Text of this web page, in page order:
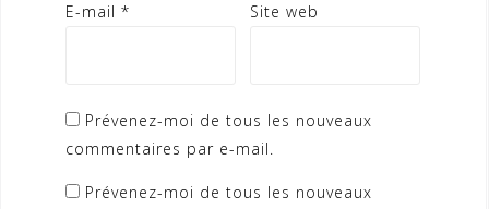
E-mail * Site web
Prévenez-moi de tous les nouveaux
commentaires par e-mail.
Prévenez-moi de tous les nouveaux